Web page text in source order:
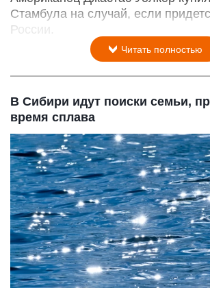
Стамбула на случай, если
России.
Читать полностью
В Сибири идут поиски семьи,
время сплава